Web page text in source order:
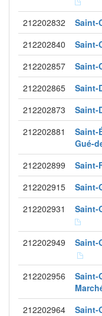
212202832 Saint-
212202840 Saint-
212202857 Saint-
212202865 Saint-
212202873 Saint-
212202881
Saint-
Gué-
212202899 Saint-
212202915 Saint-
212202931 Saint-
212202949 Saint-
212202956
Saint-
212202964 Saint-